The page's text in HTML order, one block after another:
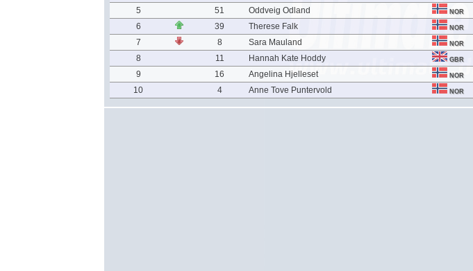
5
51 Oddveig Odland NOR
6
39 Therese Falk NOR
7
8 Sara Mauland NOR
8
11 Hannah Kate Hoddy GBR
9
16 Angelina Hjelleset NOR
10
4 Anne Tove Puntervold NOR